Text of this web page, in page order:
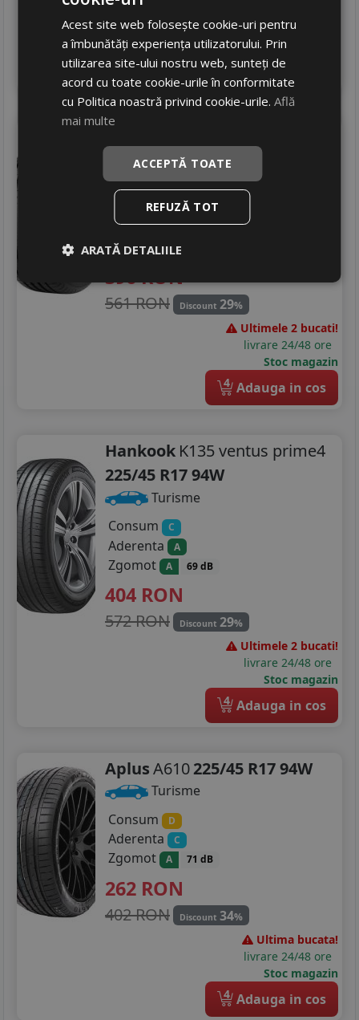
livrare 24/48 ore
Stoc magazin
4 Adauga in cos
225/45 R17 91Y
Turisme
Consum A
Aderenta C
Zgomot A
396RON
561 RON Discount 29%
Ultimele 2 bucati!
livrare 24/48 ore
Stoc magazin
4 Adauga in cos
Hankook K135 ventus prime4
225/45 R17 94W
Turisme
Consum
C
Aderenta A
Zgomot A 69 dB
404 RON
572 RON Discount 29%
Ultimele 2 bucati!
livrare 24/48 ore
Stoc magazin
4 Adauga in cos
AplusA610225/45 R17 94W
Turisme
Consum
D
Aderenta C
Zgomot A 71 dB
262 RON
402 RON Discount 34%
Ultima bucata!
livrare 24/48 ore
Stoc magazin
4 Adauga in cos
Acest site web folosește cookie-uri pentru
a îmbunătăți experiența utilizatorului. Prin
utilizarea site-ului nostru web, sunteți de
acord cu toate cookie-urile în conformitate
cu Politica noastră privind cookie-urile.Află
mai multe
ACCEPTĂ TOATE
REFUZĂ TOT
ARATĂ DETALIILE